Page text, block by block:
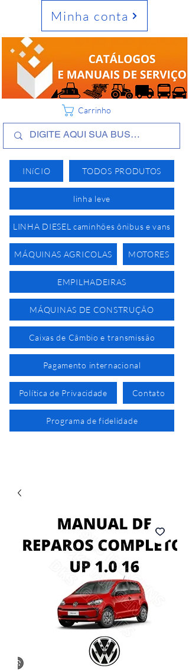
INíCIO TODOS PRODUTOS
linha leve
LINHA DIESEL caminhões ônibus e vans
MÁQUINAS AGRICOLAS MOTORES
EMPILHADEIRAS
MÁQUINAS DE CONSTRUÇÃO
Caixas de Câmbio e transmissão
Pagamento internacional
Política de Privacidade Contato
Programa de fidelidade
Minha conta
Carrinho